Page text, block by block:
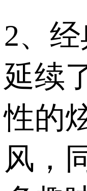
2、经
延续
性的
风，